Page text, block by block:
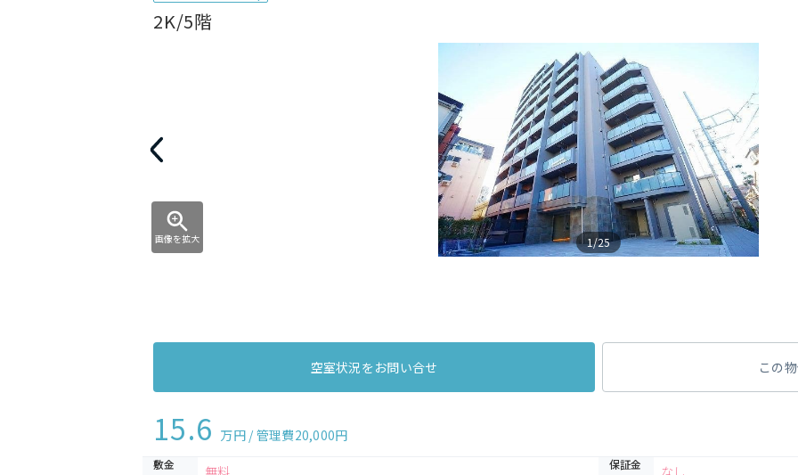
2K/5階
画像を拡大 1/25
空室状況をお問い合せ この
15.6 万円 / 管理費20,000円
敷金 無料 保証金 なし